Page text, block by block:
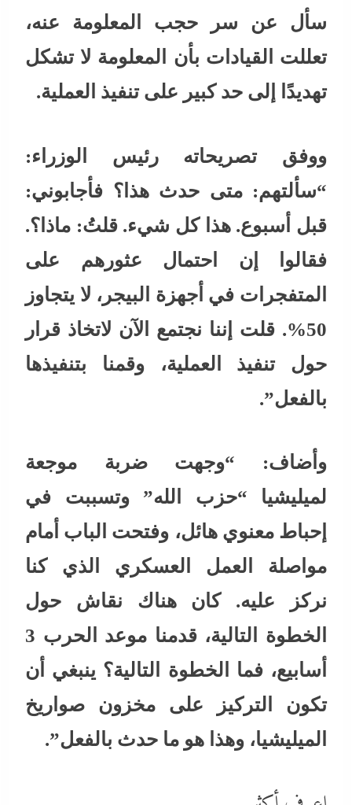
سأل عن سر حجب المعلومة عنه،
تعللت القيادات بأن المعلومة لا تشكل
تهديدًا إلى حد كبير على تنفيذ العملية.
ووفق تصريحاته رئيس الوزراء:
“سألتهم: متى حدث هذا؟ فأجابوني:
قبل أسبوع. هذا كل شيء. قلتُ: ماذا؟.
فقالوا إن احتمال عثورهم على
المتفجرات في أجهزة البيجر، لا يتجاوز
50%. قلت إننا نجتمع الآن لاتخاذ قرار
حول تنفيذ العملية، وقمنا بتنفيذها
بالفعل”.
وأضاف: “وجهت ضربة موجعة
لميليشيا “حزب الله” وتسببت في
إحباط معنوي هائل، وفتحت الباب أمام
مواصلة العمل العسكري الذي كنا
نركز عليه. كان هناك نقاش حول
الخطوة التالية، قدمنا ​​موعد الحرب 3
أسابيع، فما الخطوة التالية؟ ينبغي أن
تكون التركيز على مخزون صواريخ
الميليشيا، وهذا هو ما حدث بالفعل”.